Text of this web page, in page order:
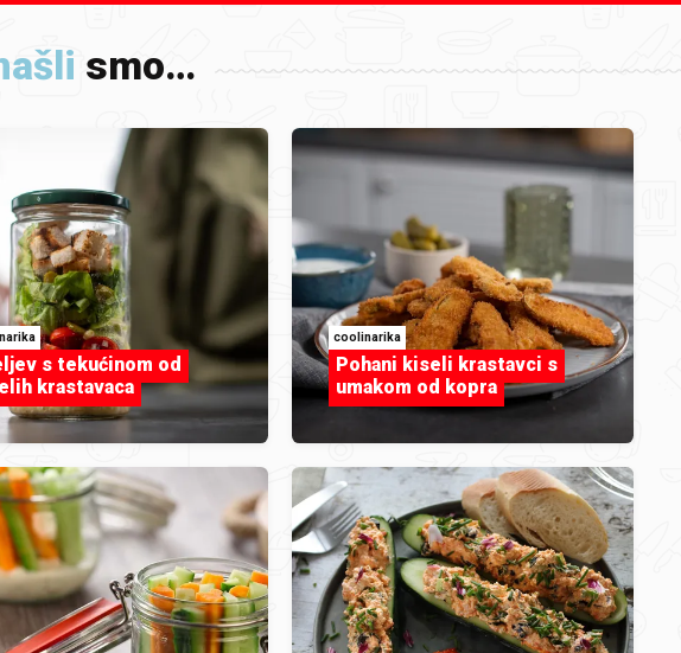
open the menu,
smo…
s tekućinom od
krastavaca
coolinarika
Pohani kiseli krastavci s
umakom od kopra